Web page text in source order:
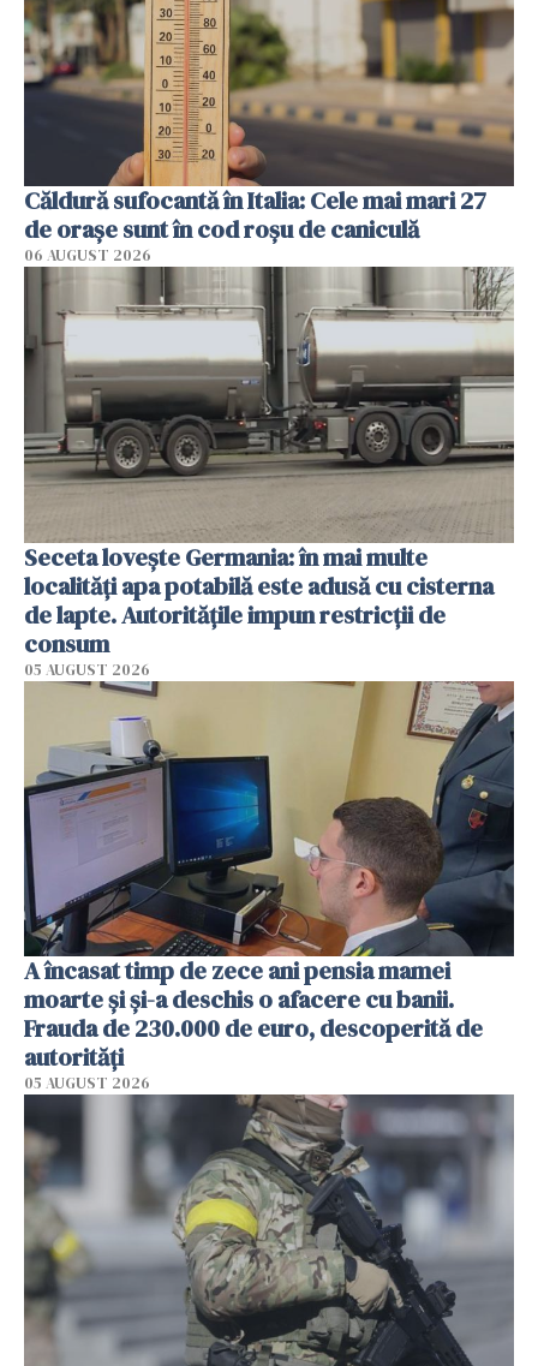
Căldură sufocantă în Italia: Cele mai mari 27
de orașe sunt în cod roșu de caniculă
06 AUGUST 2026
Seceta lovește Germania: în mai multe
localități apa potabilă este adusă cu cisterna
de lapte. Autoritățile impun restricții de
consum
05 AUGUST 2026
A încasat timp de zece ani pensia mamei
moarte și și-a deschis o afacere cu banii.
Frauda de 230.000 de euro, descoperită de
autorități
05 AUGUST 2026